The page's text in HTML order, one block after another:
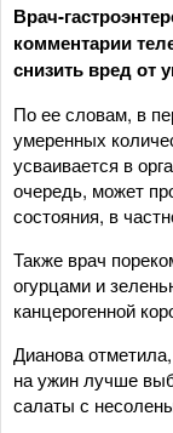
Врач-
комментарии
снизить вред от
По ее словам, в
умеренных
усваивается в
очередь, может
состояния, в
Также врач
огурцами и
канцерогенной
Дианова
на ужин лучше
салаты с